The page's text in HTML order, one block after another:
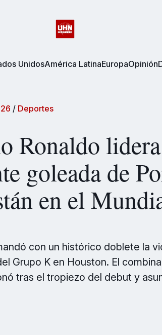
UnidosAmérica LatinaEuropaOpinión
/ Deportes
Ronaldo
goleada de
en el
con un histórico doblete la
Grupo K en Houston. El
tras el tropiezo del debut y